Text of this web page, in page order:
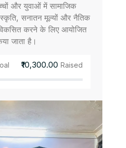
और युवाओं में सामाजिक
सनातन मूल्यों और नैतिक
करने के लिए आयोजित
जाता है।
₹10,300.00 Raised